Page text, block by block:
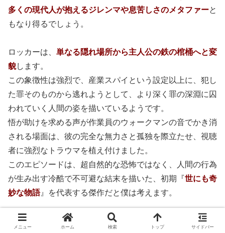
多くの現代人が抱えるジレンマや息苦しさのメタファーと
もなり得るでしょう。
ロッカーは、 単なる隠れ場所から主人公の鉄の棺桶へと変
貌します。
この象徴性は強烈で、産業スパイという設定以上に、犯し
た罪そのものから逃れようとして、より深く罪の深淵に囚
われていく人間の姿を描いているようです。
悟が助けを求める声が作業員のウォークマンの音でかき消
される場面は、彼の完全な無力さと孤独を際立たせ、視聴
者に強烈なトラウマを植え付けました。
このエピソードは、超自然的な恐怖ではなく、人間の行為
が生み出す冷酷で不可避な結末を描いた、初期『世にも奇
妙な物語』を代表する傑作だと僕は考えます。
メニュー ホーム 検索 トップ サイドバー